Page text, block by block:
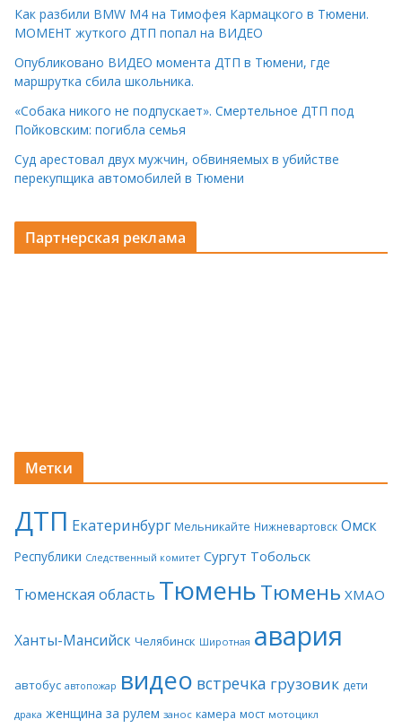
Как разбили BMW M4 на Тимофея Кармацкого в Тюмени.
МОМЕНТ жуткого ДТП попал на ВИДЕО
Опубликовано ВИДЕО момента ДТП в Тюмени, где
маршрутка сбила школьника.
«Собака никого не подпускает». Смертельное ДТП под
Пойковским: погибла семья
Суд арестовал двух мужчин, обвиняемых в убийстве
перекупщика автомобилей в Тюмени
Партнерская реклама
Метки
ДТП Екатеринбург Мельникайте Нижневартовск Омск
Республики Следственный комитет Сургут Тобольск
Тюменская область ТюменьТюмень ХМАО
Ханты-Мансийск Челябинск Широтная авария
автобус автопожар видео встречка грузовик дети
драка женщина за рулем занос камера мост мотоцикл